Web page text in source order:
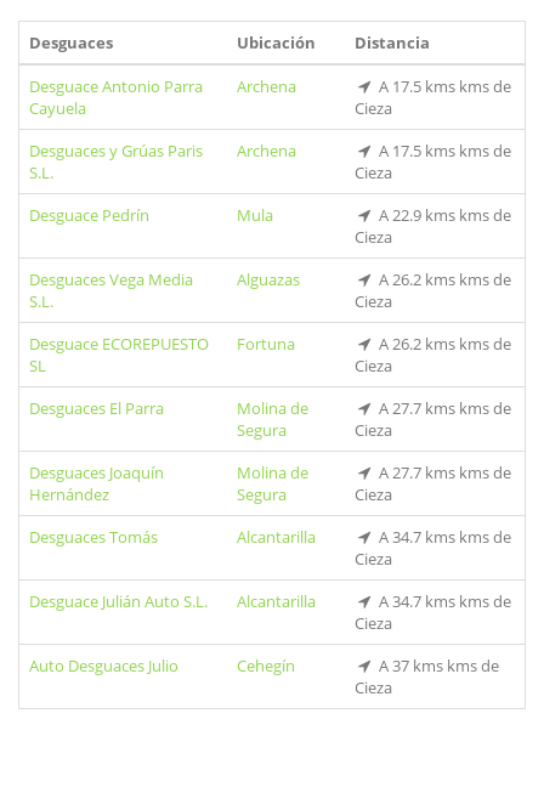
Desguaces Ubicación
Distancia
Desguace Antonio Parra
Cayuela
Archena
A 17.5 kms kms de
Cieza
Desguaces y Grúas Paris
S.L.
Archena
A 17.5 kms kms de
Cieza
Desguace Pedrín
Mula
A 22.9 kms kms de
Cieza
Desguaces Vega Media
S.L.
Alguazas
A 26.2 kms kms de
Cieza
Desguace ECOREPUESTO
SL
Fortuna
A 26.2 kms kms de
Cieza
Desguaces El Parra
Molina de
Segura
A 27.7 kms kms de
Cieza
Desguaces Joaquín
Hernández
Molina de
Segura
A 27.7 kms kms de
Cieza
Desguaces Tomás
Alcantarilla
A 34.7 kms kms de
Cieza
Desguace Julián Auto S.L.
Alcantarilla
A 34.7 kms kms de
Cieza
Auto Desguaces Julio
Cehegín
A 37 kms kms de
Cieza